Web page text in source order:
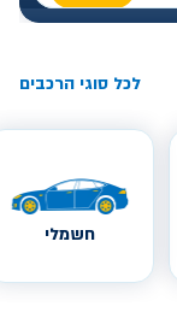
לכל סוגי הרכבים
חשמלי